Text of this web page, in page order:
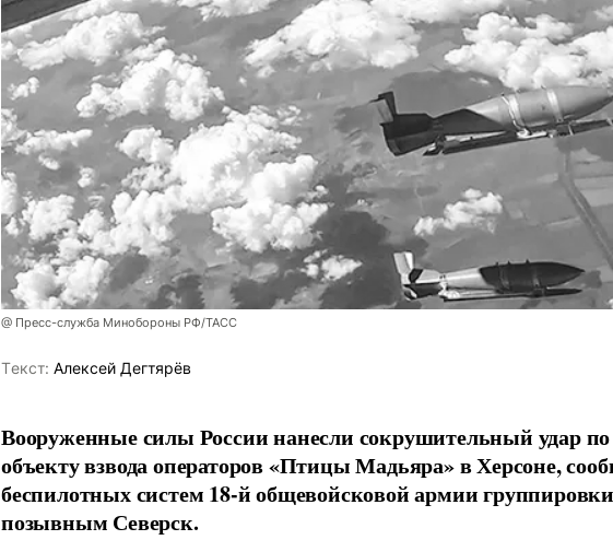
@ Пресс-служба Минобороны РФ/ТАСС
Tекст: Алексей Дегтярёв
Вооруженные силы России нанесли сокрушительный удар
объекту взвода операторов «Птицы Мадьяра» в Херсоне,
беспилотных систем 18-й общевойсковой армии
позывным Северск.